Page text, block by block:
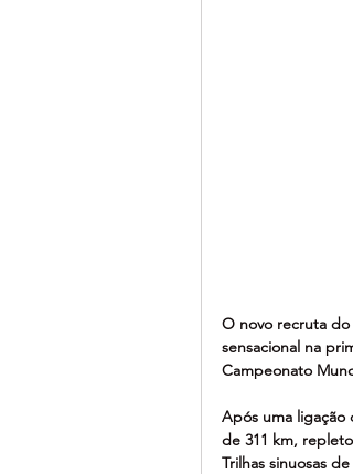
O novo recruta do
sensacional na
Campeonato
Após uma ligação
de 311 km,
Trilhas sinuosas